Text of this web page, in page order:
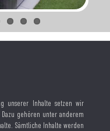
unserer Inhalte setzen wir
gehören unter anderem
Sämtliche Inhalte werden